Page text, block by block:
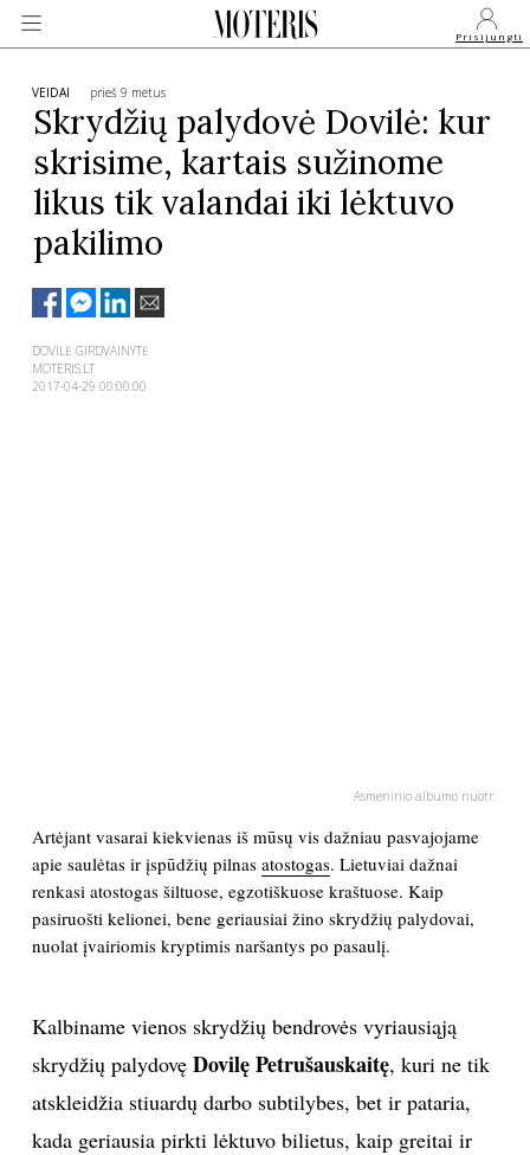
Prisijungti
VEIDAI
MONARCHIJA
MADA
GROŽIS
KULTŪRA
LAISVALAIKIS
MUZIKA
TEATRAS
VEIDAI prieš 9 metus
Skrydžių palydovė Dovilė: kur
skrisime, kartais sužinome
likus tik valandai iki lėktuvo
pakilimo
DOVILĖ GIRDVAINYTĖ
MOTERIS.LT
2017-04-29 00:00:00
Asmeninio albumo nuotr.
Artėjant vasarai kiekvienas iš mūsų vis dažniau pasvajojame
apie saulėtas ir įspūdžių pilnas atostogas. Lietuviai dažnai
renkasi atostogas šiltuose, egzotiškuose kraštuose. Kaip
pasiruošti kelionei, bene geriausiai žino skrydžių palydovai,
nuolat įvairiomis kryptimis naršantys po pasaulį.
Kalbiname vienos skrydžių bendrovės vyriausiąją
skrydžių palydovę Dovilę Petrušauskaitę, kuri ne tik
atskleidžia stiuardų darbo subtilybes, bet ir pataria,
kada geriausia pirkti lėktuvo bilietus, kaip greitai ir